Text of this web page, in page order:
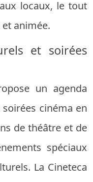
locaux, le tout
animée.
et soirées
un agenda
cinéma en
de théâtre et de
spéciaux
La Cineteca